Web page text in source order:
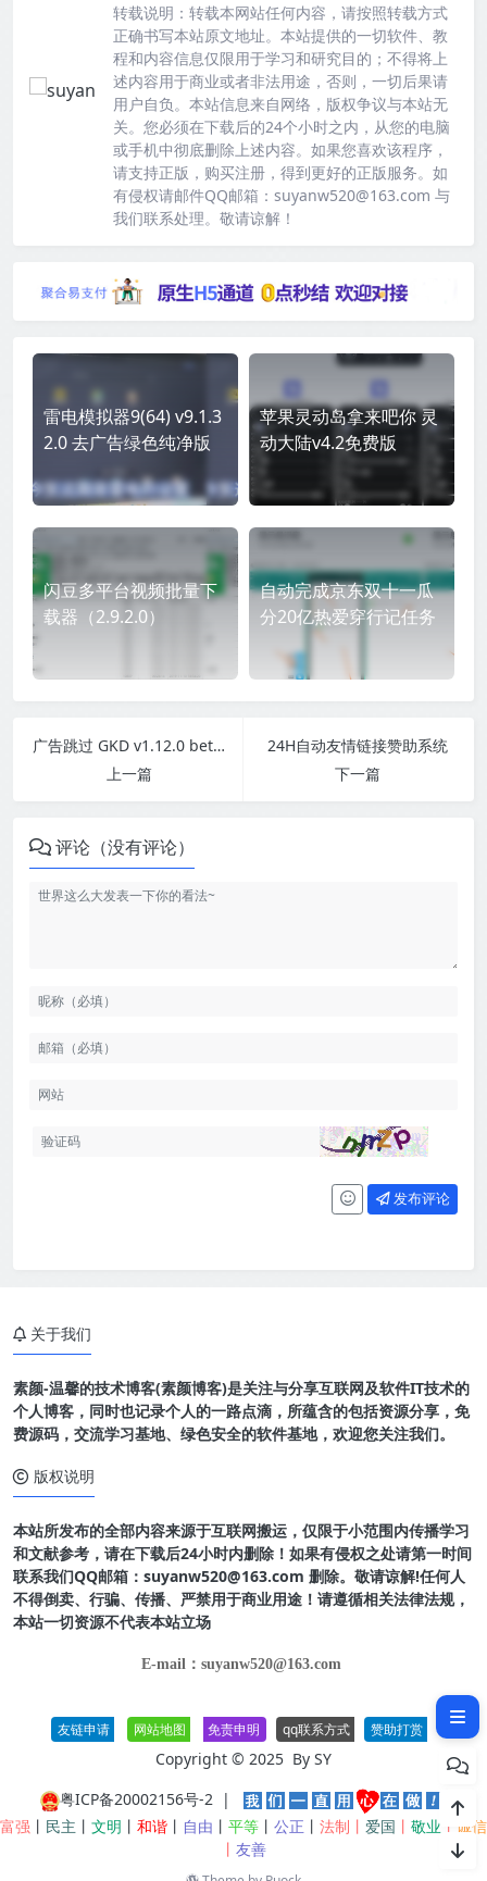
转载说明： 转载本网站任何内容，请按照转载方式
正确书写本站原文地址。本站提供的一切软件、教
程和内容信息仅限用于学习和研究目的；不得将上
述内容用于商业或者非法用途，否则，一切后果请
用户自负。本站信息来自网络，版权争议与本站无
关。您必须在下载后的24个小时之内，从您的电脑
或手机中彻底删除上述内容。如果您喜欢该程序，
请支持正版，购买注册，得到更好的正版服务。如
有侵权请邮件QQ邮箱：suyanw520@163.com 与
我们联系处理。敬请谅解！
雷电模拟器9(64) v9.1.3
2.0 去广告绿色纯净版
苹果灵动岛拿来吧你 灵
动大陆v4.2免费版
闪豆多平台视频批量下
载器（2.9.2.0）
自动完成京东双十一瓜
分20亿热爱穿行记任务
广告跳过 GKD v1.12.0 beta 1
上一篇
24H自动友情链接赞助系统
下一篇
评论（没有评论）
发布评论
软件介绍
关于我们
素颜-温馨的技术博客(素颜博客)是关注与分享互联网及软件IT技术的
个人博客，同时也记录个人的一路点滴，所蕴含的包括资源分享，免
费源码，交流学习基地、绿色安全的软件基地，欢迎您关注我们。
版权说明
本站所发布的全部内容来源于互联网搬运，仅限于小范围内传播学习
和文献参考，请在下载后24小时内删除！如果有侵权之处请第一时间
联系我们QQ邮箱：suyanw520@163.com 删除。敬请谅解!任何人
不得倒卖、行骗、传播、严禁用于商业用途！请遵循相关法律法规，
本站一切资源不代表本站立场
E-mail：suyanw520@163.com
友链申请 网站地图 免责申明 qq联系方式 赞助打赏
Copyright © 2025 By SY
粤ICP备20002156号-2 |
富强 丨 民主 丨 文明 丨 和谐 丨 自由 丨 平等 丨 公正 丨 法制丨 爱国 丨 敬业 丨 诚信
丨 友善